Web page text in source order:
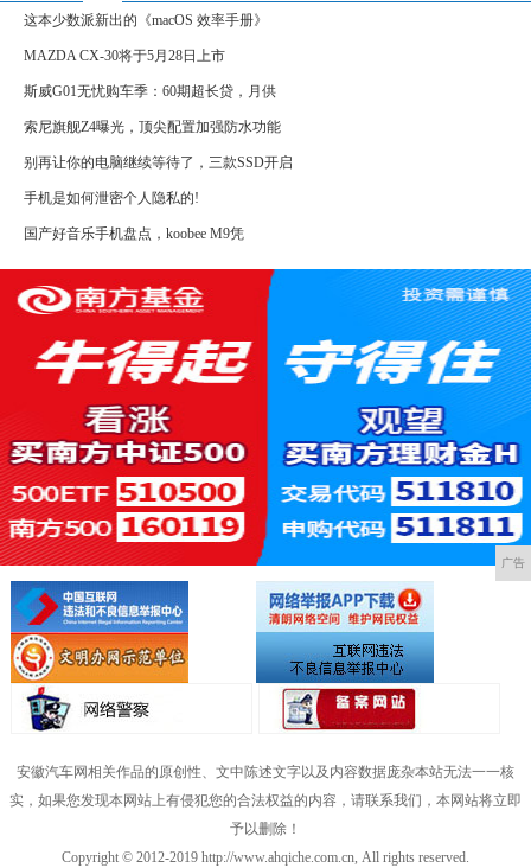
这本少数派新出的《macOS 效率手册》
MAZDA CX-30将于5月28日上市
斯威G01无忧购车季：60期超长贷，月供
索尼旗舰Z4曝光，顶尖配置加强防水功能
别再让你的电脑继续等待了，三款SSD开启
手机是如何泄密个人隐私的!
国产好音乐手机盘点，koobee M9凭
广告
安徽汽车网相关作品的原创性、文中陈述文字以及内容数据庞杂本站无法一一核
实，如果您发现本网站上有侵犯您的合法权益的内容，请联系我们，本网站将立即
予以删除！
Copyright © 2012-2019 http://www.ahqiche.com.cn, All rights reserved.